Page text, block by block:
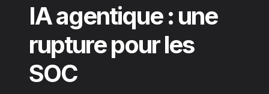
IA agentique : une
rupture pour les
SOC